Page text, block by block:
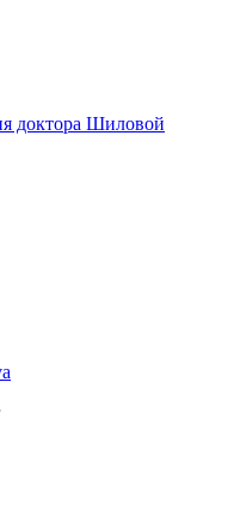
доктора Шиловой